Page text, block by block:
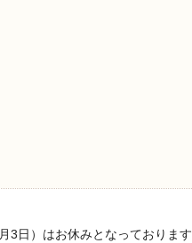
3日）はお休みとなっております